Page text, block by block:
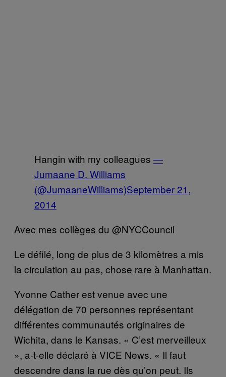
Hangin with my colleagues —
Jumaane D. Williams
(@JumaaneWilliams)September 21,
2014
Avec mes collèges du @NYCCouncil
Le défilé, long de plus de 3 kilomètres a mis
la circulation au pas, chose rare à Manhattan.
Yvonne Cather est venue avec une
délégation de 70 personnes représentant
différentes communautés originaires de
Wichita, dans le Kansas. « C’est merveilleux
», a-t-elle déclaré à VICE News. « Il faut
descendre dans la rue dès qu’on peut. Ils